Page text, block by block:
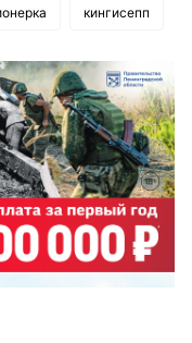
кингисепп